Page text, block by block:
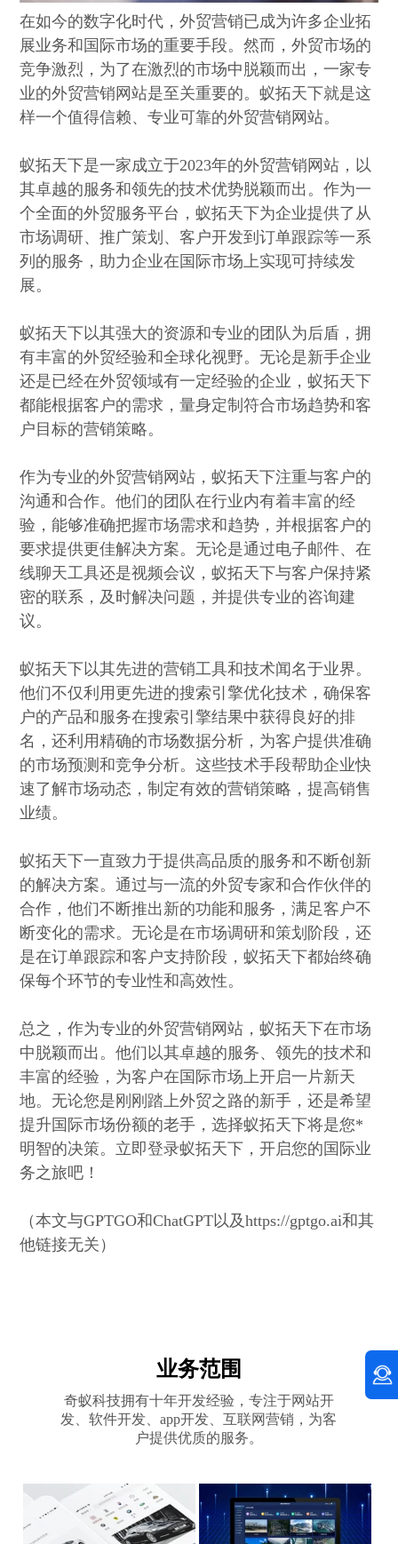
在如今的数字化时代，外贸营销已成为许多企业拓
展业务和国际市场的重要手段。然而，外贸市场的
竞争激烈，为了在激烈的市场中脱颖而出，一家专
业的外贸营销网站是至关重要的。蚁拓天下就是这
样一个值得信赖、专业可靠的外贸营销网站。
蚁拓天下是一家成立于2023年的外贸营销网站，以
其卓越的服务和领先的技术优势脱颖而出。作为一
个全面的外贸服务平台，蚁拓天下为企业提供了从
市场调研、推广策划、客户开发到订单跟踪等一系
列的服务，助力企业在国际市场上实现可持续发
展。
蚁拓天下以其强大的资源和专业的团队为后盾，拥
有丰富的外贸经验和全球化视野。无论是新手企业
还是已经在外贸领域有一定经验的企业，蚁拓天下
都能根据客户的需求，量身定制符合市场趋势和客
户目标的营销策略。
作为专业的外贸营销网站，蚁拓天下注重与客户的
沟通和合作。他们的团队在行业内有着丰富的经
验，能够准确把握市场需求和趋势，并根据客户的
要求提供更佳解决方案。无论是通过电子邮件、在
线聊天工具还是视频会议，蚁拓天下与客户保持紧
密的联系，及时解决问题，并提供专业的咨询建
议。
蚁拓天下以其先进的营销工具和技术闻名于业界。
他们不仅利用更先进的搜索引擎优化技术，确保客
户的产品和服务在搜索引擎结果中获得良好的排
名，还利用精确的市场数据分析，为客户提供准确
的市场预测和竞争分析。这些技术手段帮助企业快
速了解市场动态，制定有效的营销策略，提高销售
业绩。
蚁拓天下一直致力于提供高品质的服务和不断创新
的解决方案。通过与一流的外贸专家和合作伙伴的
合作，他们不断推出新的功能和服务，满足客户不
断变化的需求。无论是在市场调研和策划阶段，还
是在订单跟踪和客户支持阶段，蚁拓天下都始终确
保每个环节的专业性和高效性。
总之，作为专业的外贸营销网站，蚁拓天下在市场
中脱颖而出。他们以其卓越的服务、领先的技术和
丰富的经验，为客户在国际市场上开启一片新天
地。无论您是刚刚踏上外贸之路的新手，还是希望
提升国际市场份额的老手，选择蚁拓天下将是您*
明智的决策。立即登录蚁拓天下，开启您的国际业
务之旅吧！
（本文与GPTGO和ChatGPT以及https://gptgo.ai和其
他链接无关）
业务范围
奇蚁科技拥有十年开发经验，专注于网站开
发、软件开发、app开发、互联网营销，为客
户提供优质的服务。